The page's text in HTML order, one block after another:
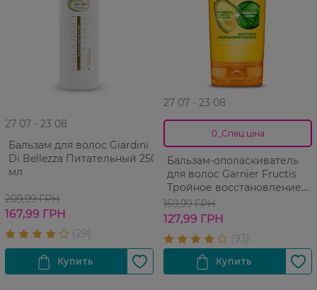
27 07 - 23 08
Бальзам для волос Giardini
Di Bellezza Питательный 250
мл
209,99 ГРН
167,99 ГРН
27 07 - 23 08
0_Спец.ціна
Бальзам-ополаскиватель
для волос Garnier Fructis
Тройное восстановление
для сухих и поврежденных
волос 200 мл
159,99 ГРН
127,99 ГРН